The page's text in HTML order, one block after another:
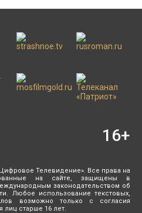
Телевидение». Все права на
на сайте, защищены в
законодательством об
Любое использование текстовых,
возможно только с согласия
лиц старше 16 лет.
16+